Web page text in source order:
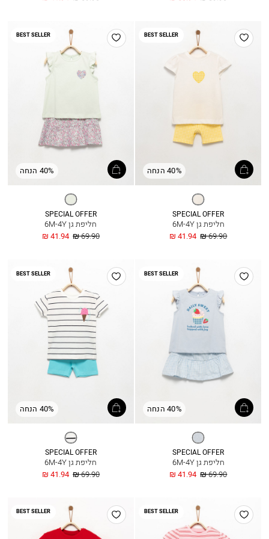
BEST SELLER הוסף
למועדפים
40% הנחה
אופוויט
SPECIAL OFFER
חליפת גן 6M-4Y
החל
41.94 ₪ מחיר
69.90 ₪
BEST SELLER הוסף
למועדפים
40% הנחה
טורקיז
SPECIAL OFFER
חליפת גן 6M-4Y
החל
41.94 ₪ מחיר
69.90 ₪
BEST SELLER הוסף
למועדפים
40% הנחה
תכלת
SPECIAL OFFER
חליפת גן 6M-4Y
החל
41.94 ₪ מחיר
69.90 ₪
BEST SELLER הוסף
למועדפים
40% הנחה
אופוויט
SPECIAL OFFER
חליפת גן 6M-4Y
החל
41.94 ₪ מחיר
69.90 ₪
BEST SELLER הוסף
למועדפים
BEST SELLER הוסף
למועדפים